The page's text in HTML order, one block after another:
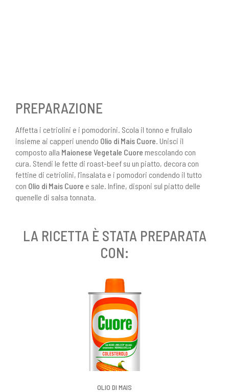
PREPARAZIONE
Affetta i cetriolini e i pomodorini. Scola il tonno e frullalo
insieme ai capperi unendo Olio di Mais Cuore. Unisci il
composto alla Maionese Vegetale Cuore mescolando con
cura. Stendi le fette di roast-beef su un piatto, decora con
fettine di cetriolini, l’insalata e i pomodori condendo il tutto
con Olio di Mais Cuore e sale. Infine, disponi sul piatto delle
quenelle di salsa tonnata.
LA RICETTA È STATA PREPARATA
CON:
OLIO DI MAIS